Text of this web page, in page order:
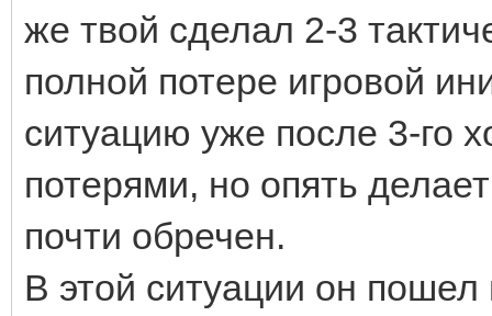
же твой сделал 2-3
полной потере игровой
ситуацию уже после 3-го
потерями, но опять
почти обречен.
В этой ситуации он